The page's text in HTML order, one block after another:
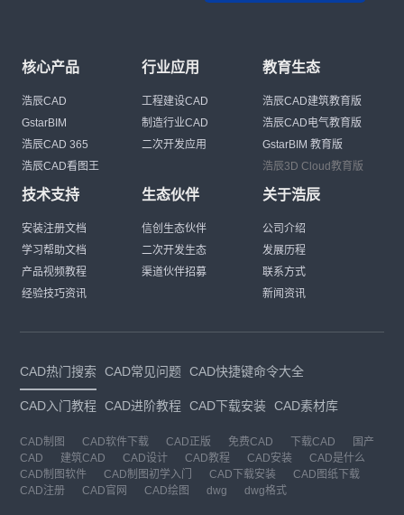
核心产品
浩辰CAD
GstarBIM
浩辰CAD 365
浩辰CAD看图王
行业应用
工程建设CAD
制造行业CAD
二次开发应用
教育生态
浩辰CAD建筑教育版
浩辰CAD电气教育版
GstarBIM 教育版
浩辰3D Cloud教育版
技术支持
安装注册文档
学习帮助文档
产品视频教程
经验技巧资讯
生态伙伴
信创生态伙伴
二次开发生态
渠道伙伴招募
关于浩辰
公司介绍
发展历程
联系方式
新闻资讯
CAD热门搜索 CAD常见问题 CAD快捷键命令大全
CAD入门教程 CAD进阶教程 CAD下载安装 CAD素材库
CAD制图 CAD软件下载 CAD正版 免费CAD 下载CAD
国产
CAD
建筑CAD CAD设计 CAD教程 CAD安装
CAD是什么
CAD制图软件
CAD制图初学入门 CAD下载安装
CAD图纸下载
CAD注册
CAD官网 CAD绘图 dwg dwg格式